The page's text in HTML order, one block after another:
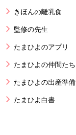
きほんの離乳食
監修の先生
たまひよのアプリ
たまひよの仲間たち
たまひよの出産準備
たまひよ白書